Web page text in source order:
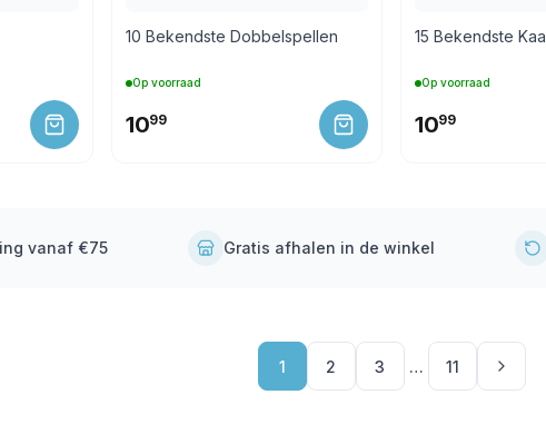
10 Bekendste Dobbelspellen
Op voorraad
1099
15 Bekendste
Op voorraad
1099
vanaf €75 Gratis afhalen in de winkel
1 2 3 … 11